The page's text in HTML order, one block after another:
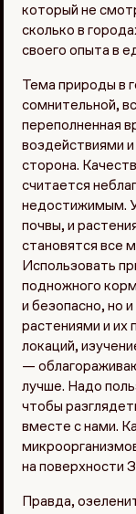
который не
сколько в
своего опыта в
Тема природы в
сомнительной,
переполненная
воздействиями и
сторона.
считается
недостижимым.
почвы, и
становятся все
Использовать
подножного
и безопасно, но
растениями и их
локаций,
—
лучше. Надо
чтобы
вместе с нами.
на поверхности
Правда,